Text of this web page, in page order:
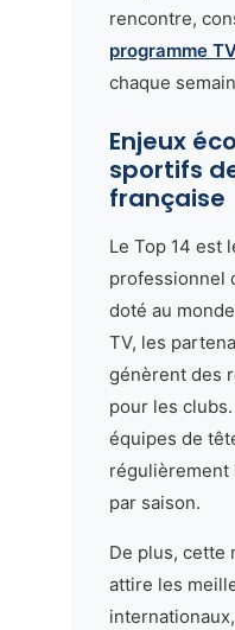
rencontre,
programme
chaque
Enjeux
sportifs
française
Le Top 14 est
professionnel
doté au
TV, les
génèrent des
pour les
équipes de
régulièrement
par saison.
De plus, cette
attire les